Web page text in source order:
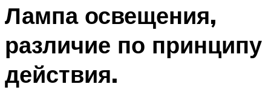
Лампа освещения,
различие по принципу
действия.